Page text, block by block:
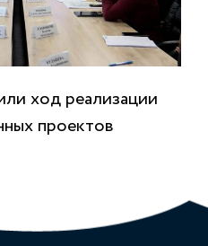
ход реализации
проектов